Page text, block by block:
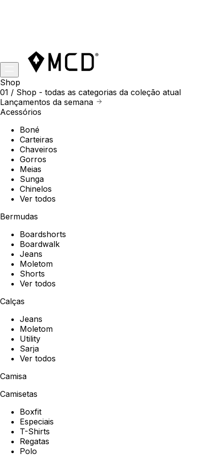
Shop
01 / Shop - todas as categorias da coleção atual
Lançamentos da semana
Acessórios
Boné
Carteiras
Chaveiros
Gorros
Meias
Sunga
Chinelos
Ver todos
Bermudas
Boardshorts
Boardwalk
Jeans
Moletom
Shorts
Ver todos
Calças
Jeans
Moletom
Utility
Sarja
Ver todos
Camisa
Camisetas
Boxfit
Especiais
T-Shirts
Regatas
Polo